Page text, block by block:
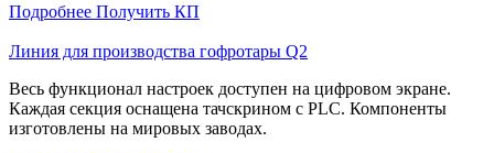
Подробнее Получить КП
Линия для производства гофротары Q2
Весь функционал настроек доступен на цифровом экране.
Каждая секция оснащена тачскрином с PLC. Компоненты
изготовлены на мировых заводах.